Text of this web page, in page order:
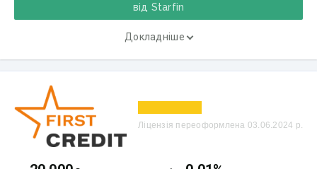
від Starfin
Докладніше
Ліцензія переоформлена 03.06.2024 р.